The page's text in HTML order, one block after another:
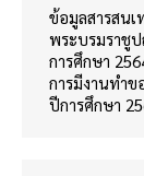
ข้อมูลสารสน
พระบรมราชู
การศึกษา
การมีงานทำ
ปีการศึกษา